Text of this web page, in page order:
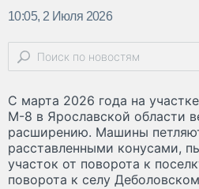
10:05, 2 Июля 2026
С марта 2026 года на
М-8 в Ярославской области
расширению. Машины
расставленными конусами,
участок от поворота к
поворота к селу